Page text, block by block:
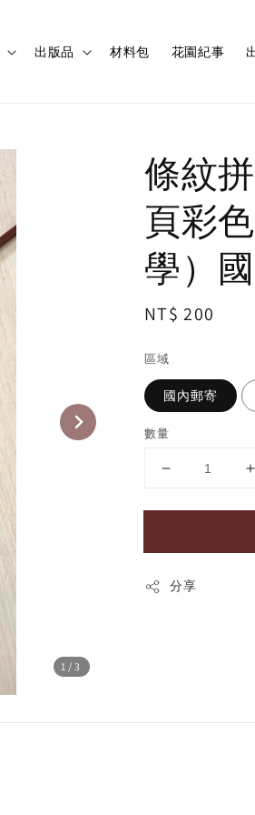
出版品 材料包 花園紀事
1 /3
條紋
頁彩
學）
Regular
NT$ 200
區域
國內郵寄
數量
分享